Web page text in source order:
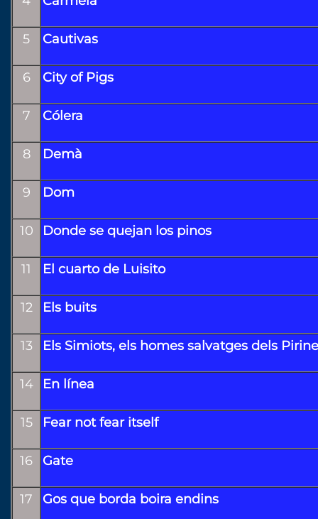
5 Cautivas
6 City of Pigs
7 Cólera
8 Demà
9 Dom
10 Donde se quejan los pinos
11 El cuarto de Luisito
12 Els buits
13 Els Simiots, els homes salvatges dels
14 En línea
15 Fear not fear itself
16 Gate
17 Gos que borda boira endins